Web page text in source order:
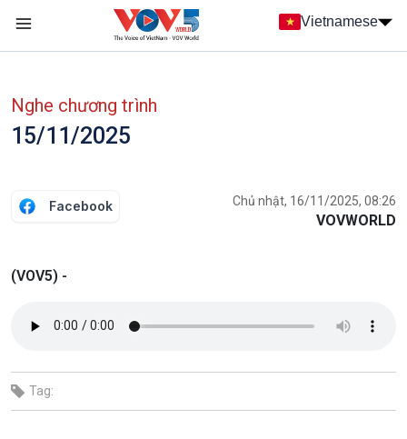
Nhảy đến nội dung
Vietnamese
Nghe chương trình
15/11/2025
Facebook Chủ nhật, 16/11/2025, 08:26
VOVWORLD
(VOV5) -
Tag: